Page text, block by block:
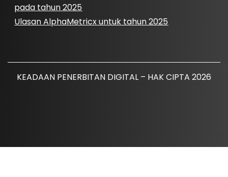
pada tahun 2025
Ulasan AlphaMetricx untuk tahun 2025
KEADAAN PENERBITAN DIGITAL – HAK CIPTA 2026